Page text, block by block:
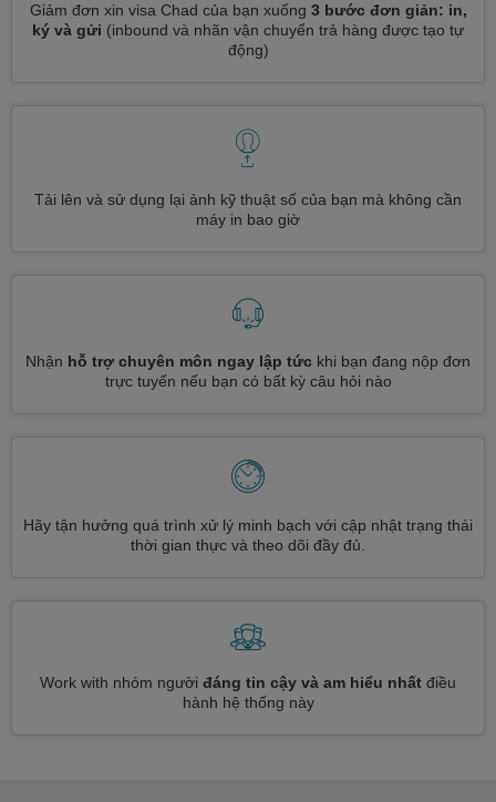
Giảm đơn xin visa Chad của bạn xuống 3 bước đơn giản: in,
ký và gửi (inbound và nhãn vận chuyển trả hàng được tạo tự
động)
Tải lên và sử dụng lại ảnh kỹ thuật số của bạn mà không cần
máy in bao giờ
Nhận hỗ trợ chuyên môn ngay lập tức khi bạn đang nộp đơn
trực tuyến nếu bạn có bất kỳ câu hỏi nào
Hãy tận hưởng quá trình xử lý minh bạch với cập nhật trạng thái
thời gian thực và theo dõi đầy đủ.
Work with nhóm người đáng tin cậy và am hiểu nhất điều
hành hệ thống này